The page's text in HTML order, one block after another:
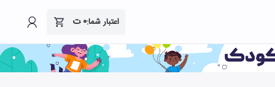
اعتبار شما:۰ت